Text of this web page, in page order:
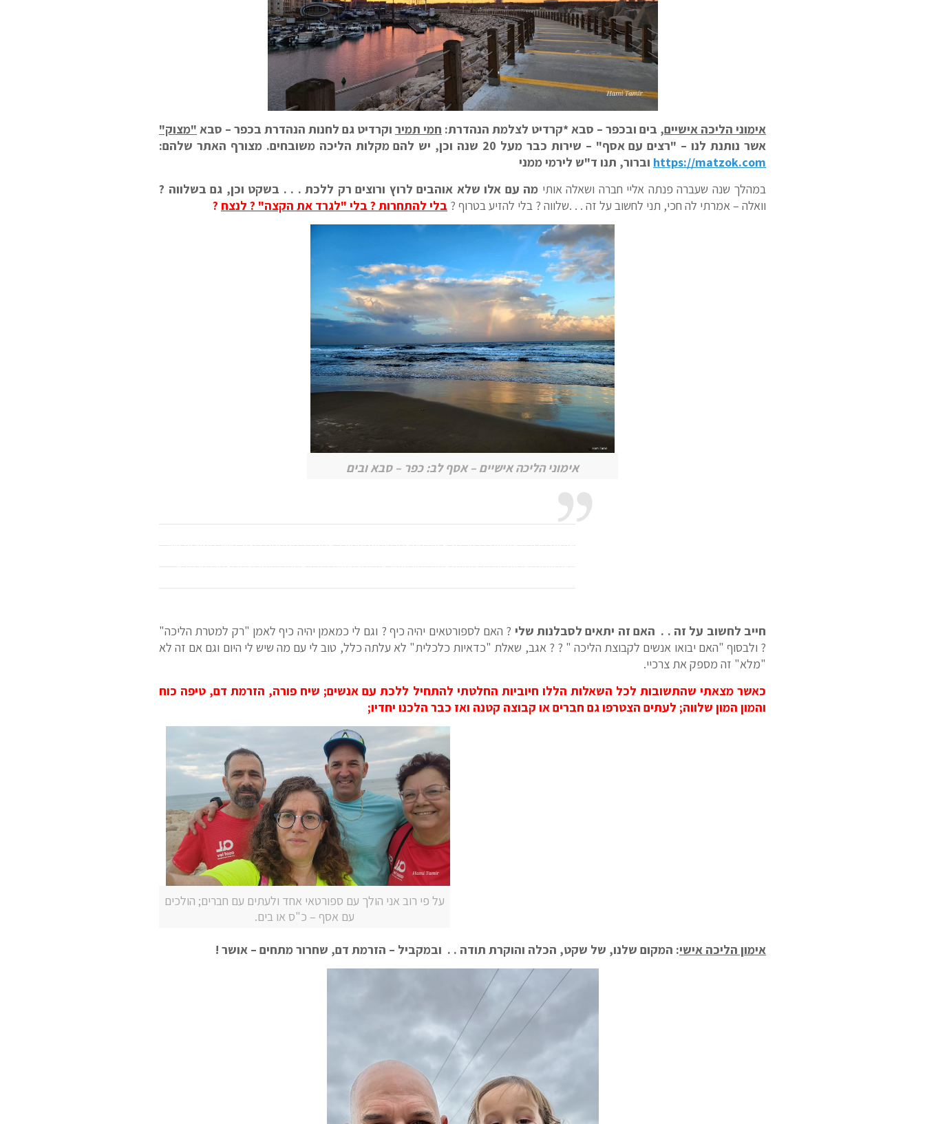
אימוני הליכה אישיים, בים ובכפר – סבא *קרדיט לצלמת הנהדרת: חמי תמיר וקרדיט גם לחנות הנהדרת בכפר – סבא "מצוק"
אשר נותנת לנו – "רצים עם אסף" – שירות כבר מעל 20 שנה וכן, יש להם מקלות הליכה משובחים. מצורף האתר שלהם:
https://matzok.com וברור, תנו ד"ש לירמי ממני
במהלך שנה שעברה פנתה אליי חברה ושאלה אותי מה עם אלו שלא אוהבים לרוץ ורוצים רק ללכת . . . בשקט וכן, גם בשלווה ?
וואלה – אמרתי לה חכי, תני לחשוב על זה . . .שלווה ? בלי להזיע בטרוף ? בלי להתחרות ? בלי "לגרד את הקצה" ? לנצח ?
אימוני הליכה אישיים – אסף לב: כפר – סבא ובים
@asafrunners1
אימוני הליכה אישיים בכפר סבא עם המאמן הותיק והמוכר אסף לב מוזמנים ליצור קשר ממש עכשיו
#אימוןמנטאליוגופני#רציםעםאסף #פוריוישראל#חציאישברזל#אסףלב#קבוצתריצהבכפרסבא
חייב לחשוב על זה . . האם זה יתאים לסבלנות שלי ? האם לספורטאים יהיה כיף ? וגם לי כמאמן יהיה כיף לאמן "רק למטרת הליכה"
? ולבסוף "האם יבואו אנשים לקבוצת הליכה " ? ? אגב, שאלת "כדאיות כלכלית" לא עלתה כלל, טוב לי עם מה שיש לי היום וגם אם זה לא
"מלא" זה מספק את צרכיי.
כאשר מצאתי שהתשובות לכל השאלות הללו חיוביות החלטתי להתחיל ללכת עם אנשים; שיח פורה, הזרמת דם, טיפה כוח
והמון המון שלווה; לעתים הצטרפו גם חברים או קבוצה קטנה ואז כבר הלכנו יחדיו;
על פי רוב אני הולך עם ספורטאי אחד ולעתים עם חברים; הולכים
עם אסף – כ"ס או בים.
אימון הליכה אישי: המקום שלנו, של שקט, הכלה והוקרת תודה . . ובמקביל – הזרמת דם, שחרור מתחים – אושר !